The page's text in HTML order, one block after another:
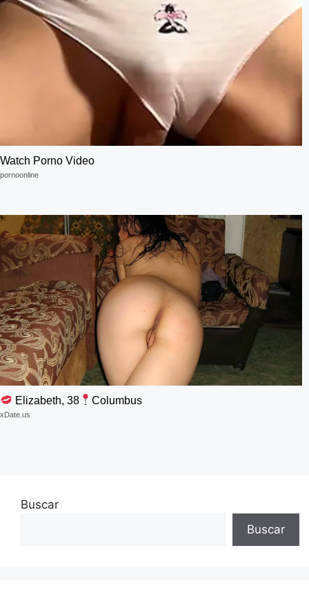
Watch Porno Video
pornoonline
Elizabeth, 38 Columbus
xDate.us
Buscar
Buscar